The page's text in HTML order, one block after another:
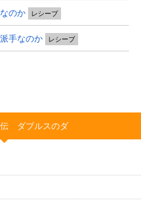
のか レシーブ
手なのか レシーブ
伝 ダブルスのダ